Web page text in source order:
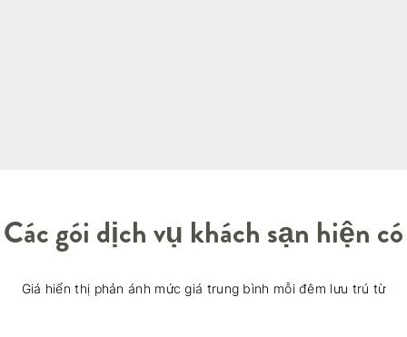
Các gói dịch vụ khách sạn hiện có
Giá hiển thị phản ánh mức giá trung bình mỗi đêm lưu trú từ